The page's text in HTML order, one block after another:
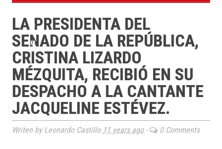
e
n
u
LA PRESIDENTA DEL
SENADO DE LA REPÚBLICA,
CRISTINA LIZARDO
MÉZQUITA, RECIBIÓ EN SU
DESPACHO A LA CANTANTE
JACQUELINE ESTÉVEZ.
Writen by Leonardo Castillo 11 years ago- 0 Comments